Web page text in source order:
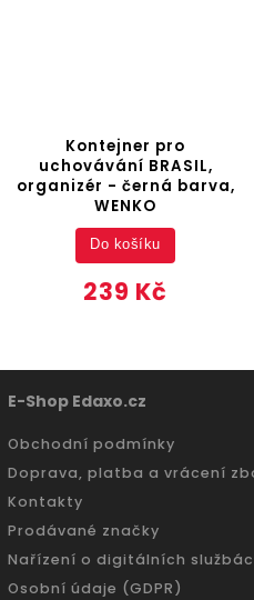
Kontejner pro
uchovávání BRASIL,
organizér - černá barva,
WENKO
239 Kč
Do košíku
E-Shop Edaxo.cz
Obchodní podmínky
Doprava, platba a vrácení
Kontakty
Prodávané značky
Nařízení o digitálních
Osobní údaje (GDPR)